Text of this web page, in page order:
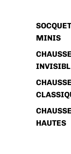
MINIS
HAUTES